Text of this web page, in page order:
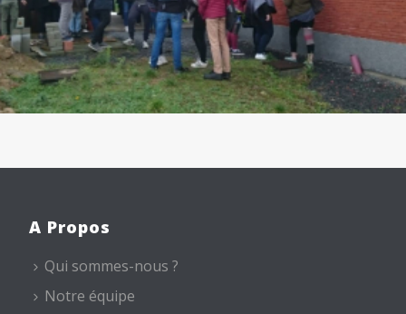
A Propos
Qui sommes-nous ?
Notre équipe